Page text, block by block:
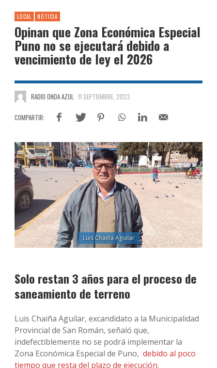
LOCAL NOTICIA
Opinan que Zona Económica Especial
Puno no se ejecutará debido a
vencimiento de ley el 2026
RADIO ONDA AZUL 11 SEPTIEMBRE, 2023
Luis Chaiña Aguilar
Solo restan 3 años para el proceso de
saneamiento de terreno
Luis Chaiña Aguilar, excandidato a la Municipalidad
Provincial de San Román, señaló que,
indefectiblemente no se podrá implementar la
Zona Económica Especial de Puno, debido al poco
tiempo que resta del plazo de ejecución.